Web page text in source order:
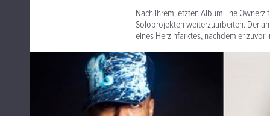
Nach ihrem letzten Album The
Soloprojekten weiterzuarbeiten. Der
eines Herzinfarktes, nachdem er zuvor